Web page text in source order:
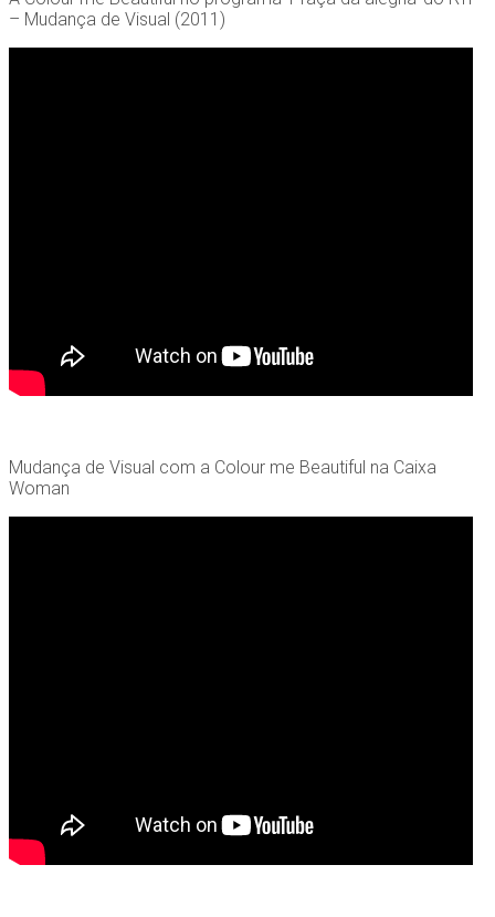
– Mudança de Visual (2011)
Mudança de Visual com a Colour me Beautiful na Caixa
Woman